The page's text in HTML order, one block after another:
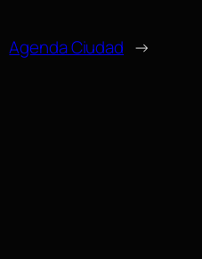
Agenda Ciudad →